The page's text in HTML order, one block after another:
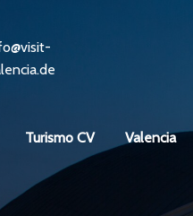
Turismo CV Valencia